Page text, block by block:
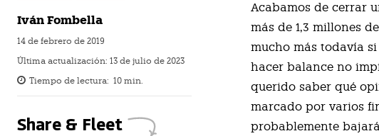
Iván Fombella
14 de febrero de 2019
Última actualización: 13 de julio de 2023
Tiempo de lectura: 10 min.
Share & Fleet
Acabamos de cerrar
más de 1,3 millones
mucho más todavía
hacer balance no
querido saber qué
marcado por varios
probablemente